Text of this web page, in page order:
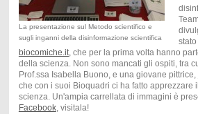
La presentazione sul Metodo scientifico e
sugli inganni della disinformazione scientifica
biocomiche.it,che per la prima volta hanno
della scienza. Non sono mancati gli ospiti, tra
Prof.ssa Isabella Buono, e una giovane pittrice,
che con i suoi Bioquadri ci ha fatto apprezzare
scienza. Un'ampia carrellata di immagini è
Facebook, visitala!